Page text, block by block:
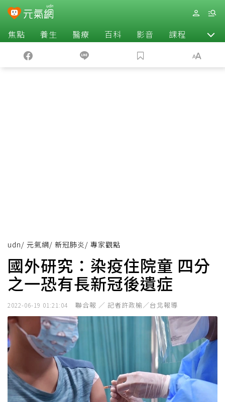
焦點 養生 醫療 百科 影音 課程 退休
udn/ 元氣網/ 新冠肺炎 / 專家觀點
國外研究：染疫住院童 四分
之一恐有長新冠後遺症
2022-06-19 01:21:04 聯合報 ／ 記者許政榆／台北報導